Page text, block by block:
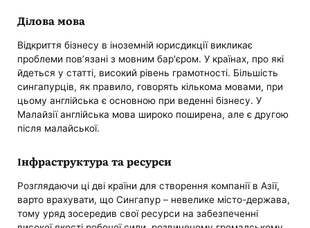
Ділова мова
Відкриття бізнесу в іноземній юрисдикції викликає
проблеми пов’язані з мовним бар'єром. У країнах, про які
йдеться у статті, високий рівень грамотності. Більшість
сингапурців, як правило, говорять кількома мовами, при
цьому англійська є основною при веденні бізнесу. У
Малайзії англійська мова широко поширена, але є другою
після малайської.
Інфраструктура та ресурси
Розглядаючи ці дві країни для створення компанії в Азії,
варто врахувати, що Сингапур – невелике місто-держава,
тому уряд зосередив свої ресурси на забезпеченні